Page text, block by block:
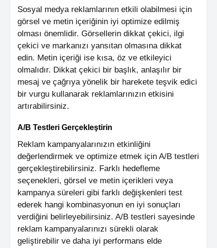
Sosyal medya reklamlarının etkili olabilmesi için
görsel ve metin içeriğinin iyi optimize edilmiş
olması önemlidir. Görsellerin dikkat çekici, ilgi
çekici ve markanızı yansıtan olmasına dikkat
edin. Metin içeriği ise kısa, öz ve etkileyici
olmalıdır. Dikkat çekici bir başlık, anlaşılır bir
mesaj ve çağrıya yönelik bir harekete teşvik edici
bir vurgu kullanarak reklamlarınızın etkisini
artırabilirsiniz.
A/B Testleri Gerçekleştirin
Reklam kampanyalarınızın etkinliğini
değerlendirmek ve optimize etmek için A/B testleri
gerçekleştirebilirsiniz. Farklı hedefleme
seçenekleri, görsel ve metin içerikleri veya
kampanya süreleri gibi farklı değişkenleri test
ederek hangi kombinasyonun en iyi sonuçları
verdiğini belirleyebilirsiniz. A/B testleri sayesinde
reklam kampanyalarınızı sürekli olarak
geliştirebilir ve daha iyi performans elde